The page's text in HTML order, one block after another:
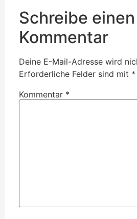
Schreibe einen
Kommentar
Deine E-Mail-Adresse wird
Erforderliche Felder sind mit *
Kommentar *